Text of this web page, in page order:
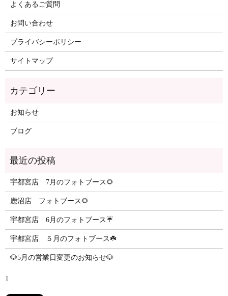
よくあるご質問
お問い合わせ
プライバシーポリシー
サイトマップ
カテゴリー
お知らせ
ブログ
最近の投稿
宇都宮店 7月のフォトブース🌻
鹿沼店 フォトブース🌻
宇都宮店 6月のフォトブース☔️
宇都宮店 ５月のフォトブース☘️
🐶5月の営業日変更のお知らせ🐶
1